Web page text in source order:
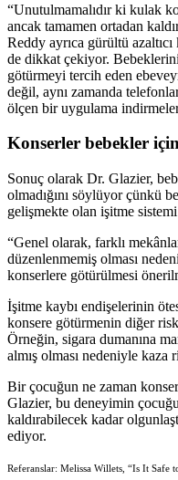
“Unutulmamalıdır ki kulak
ancak tamamen ortadan
Reddy ayrıca gürültü
de dikkat çekiyor.
götürmeyi tercih eden
değil, aynı zamanda
ölçen bir uygulama
Konserler bebekler
Sonuç olarak Dr. Glazier,
olmadığını söylüyor çünkü
gelişmekte olan işitme
“Genel olarak, farklı
düzenlenmemiş olması
konserlere götürülmesi
İşitme kaybı endişelerinin
konsere götürmenin diğer
Örneğin, sigara dumanına
almış olması nedeniyle kaza
Bir çocuğun ne zaman
Glazier, bu deneyimin
kaldırabilecek kadar
ediyor.
Referanslar: Melissa Willets, “Is It Safe